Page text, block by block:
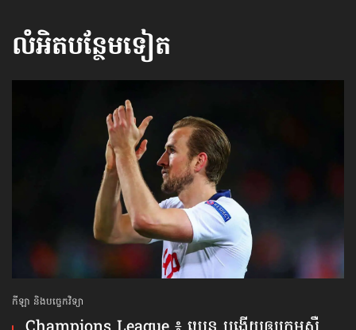
លំអិតបន្ថែមទៀត
កីឡា និងបច្ចេកវិទ្យា